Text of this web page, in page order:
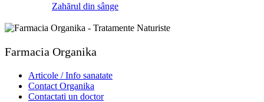
Zahărul din sânge
Farmacia Organika
Articole / Info sanatate
Contact Organika
Contactati un doctor